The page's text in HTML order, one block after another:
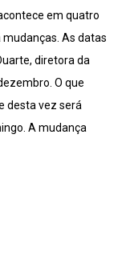
em quatro
As datas
diretora da
O que
desta vez será
A mudança